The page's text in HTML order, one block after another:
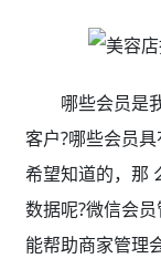
哪些会员是
客户?哪些会员
希望知道的，那
数据呢?微信会
能帮助商家管理